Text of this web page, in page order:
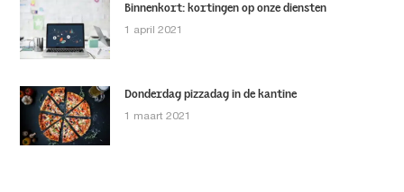
Binnenkort: kortingen op onze diensten
1 april 2021
Donderdag pizzadag in de kantine
1 maart 2021